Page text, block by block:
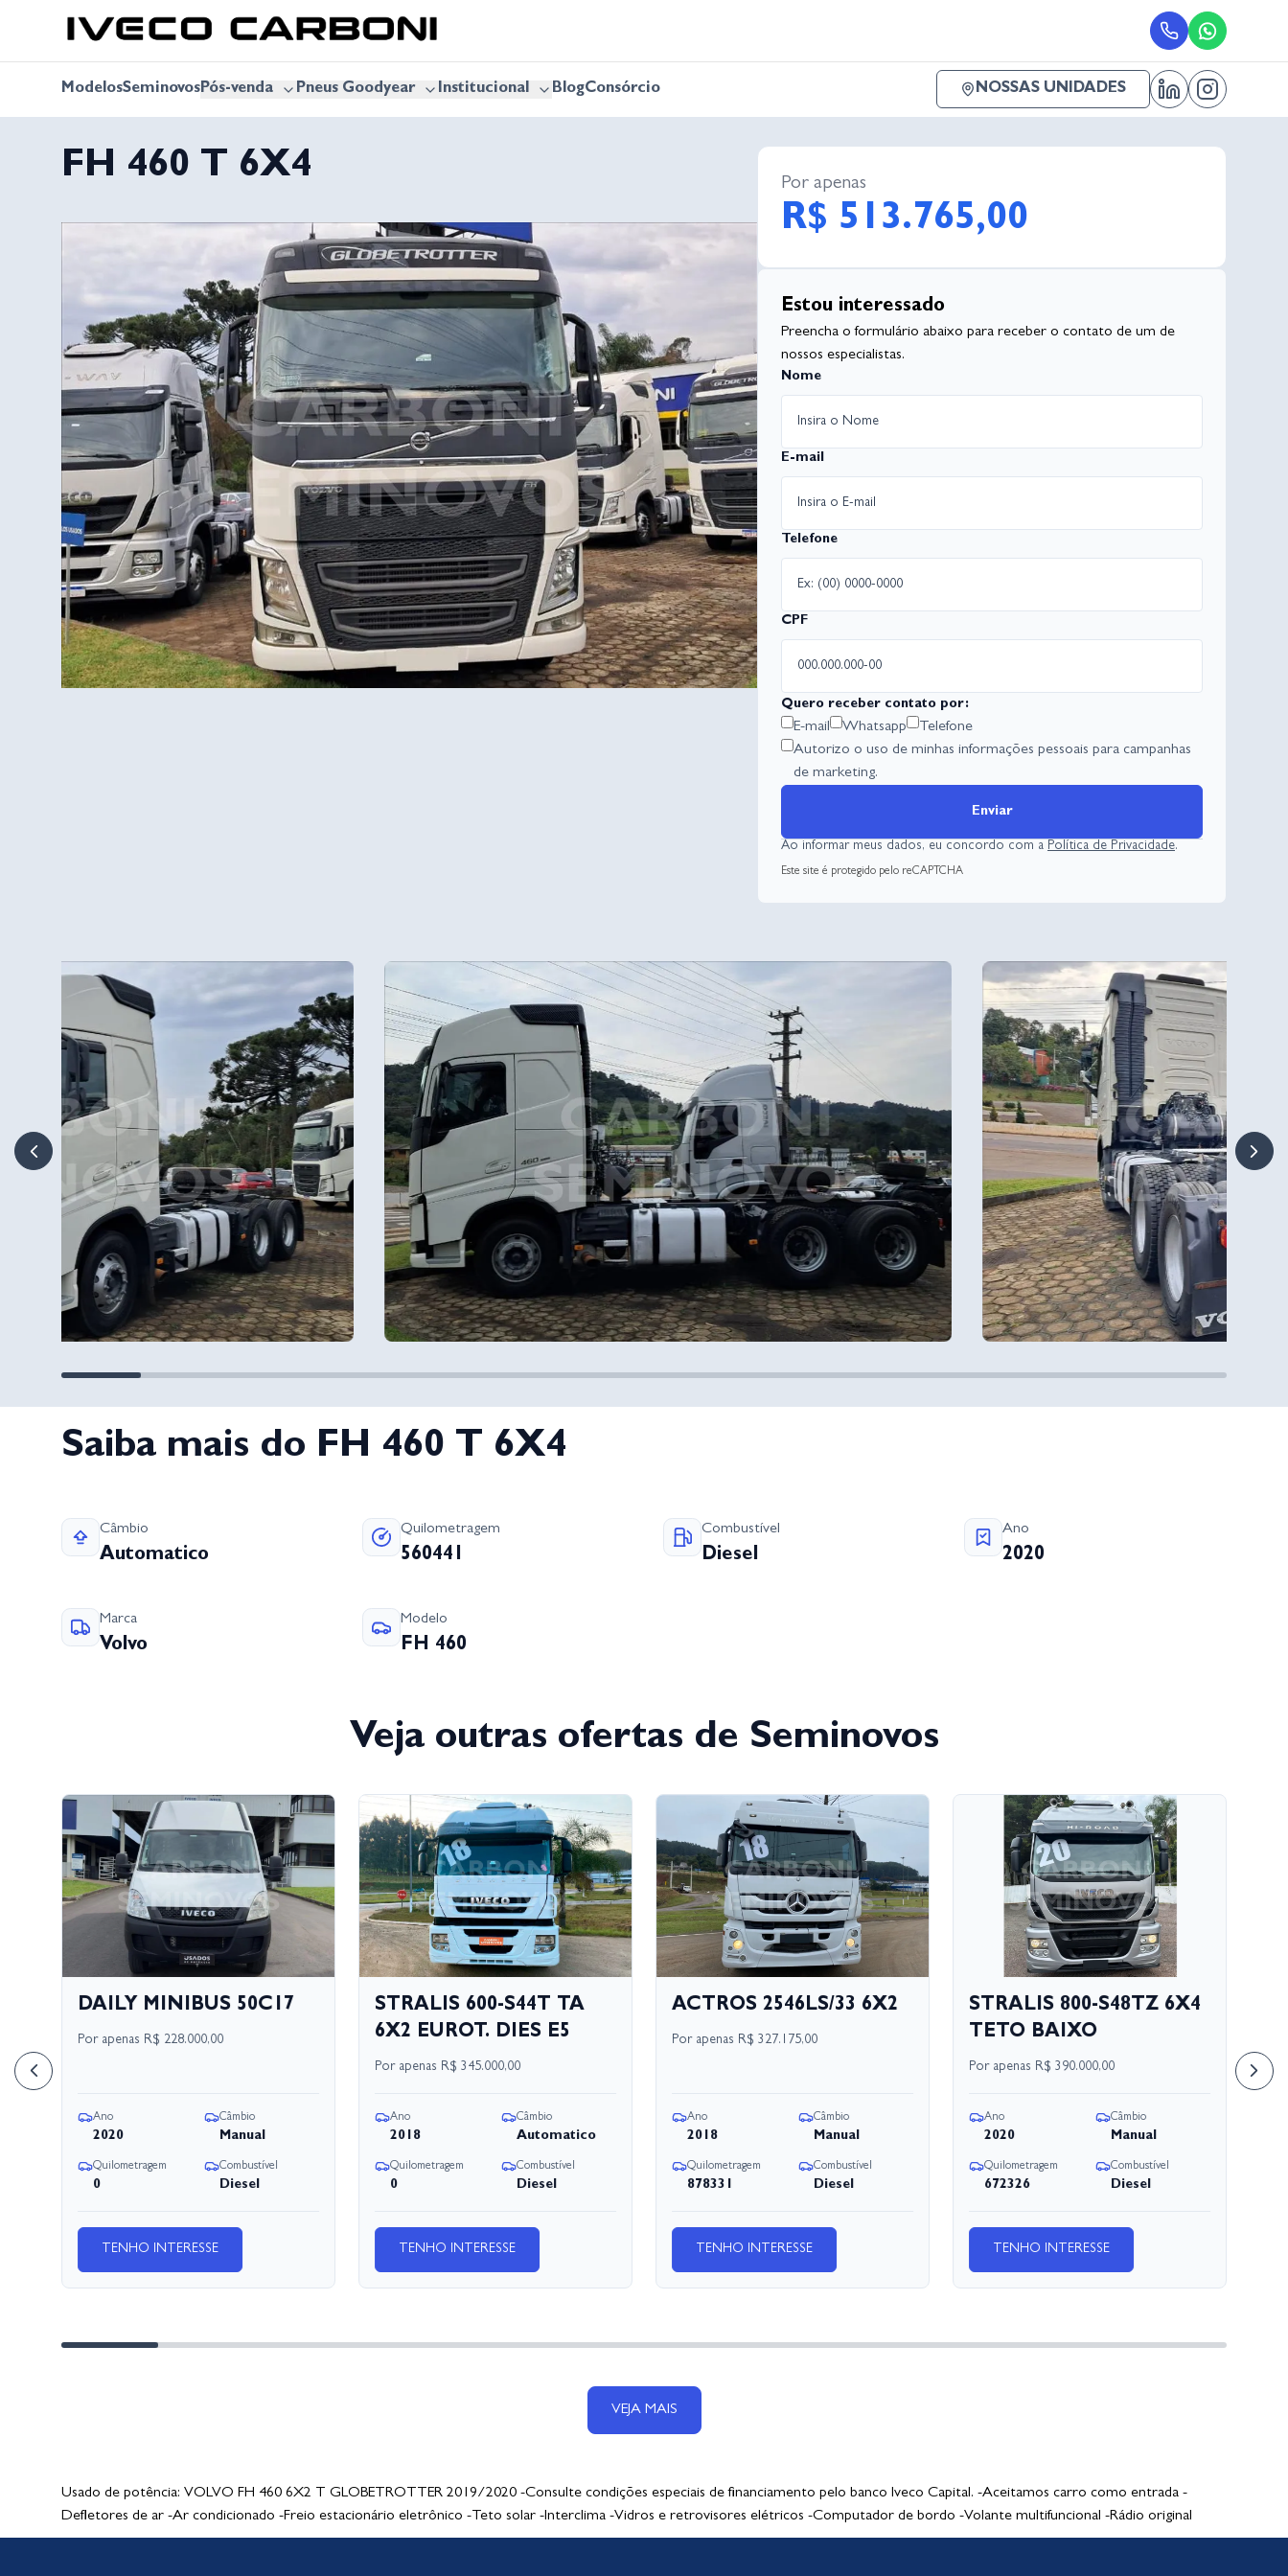
ModelosSeminovosPós-venda Pneus Goodyear Institucional BlogConsórcio NOSSAS UNIDADES
FH 460 T 6X4 Por apenas
R$ 513.765,00
Estou interessado
Preencha o formulário abaixo para receber o contato de um de
nossos especialistas.
Nome
E-mail
Telefone
CPF
Quero receber contato por:
E-mail Whatsapp
Telefone
Autorizo o uso de minhas informações pessoais para campanhas
de marketing.
Enviar
Ao informar meus dados, eu concordo com a Política de Privacidade.
Este site é protegido pelo reCAPTCHA
Saiba mais do FH 460 T 6X4
Câmbio
Automatico
Quilometragem
560441
Combustível
Diesel
Ano
2020
Marca
Volvo
Modelo
FH 460
Veja outras ofertas de Seminovos
DAILY MINIBUS 50C17
Por apenas R$ 228.000,00
Ano
2020
Câmbio
Manual
Quilometragem
0
Combustível
Diesel
TENHO INTERESSE
STRALIS 600-S44T TA
6X2 EUROT. DIES E5
Por apenas R$ 345.000,00
Ano
2018
Câmbio
Automatico
Quilometragem
0
Combustível
Diesel
TENHO INTERESSE
ACTROS 2546LS/33 6X2
Por apenas R$ 327.175,00
Ano
2018
Câmbio
Manual
Quilometragem
878331
Combustível
Diesel
TENHO INTERESSE
STRALIS 800-S48TZ 6X4
TETO BAIXO
Por apenas R$ 390.000,00
Ano
2020
Câmbio
Manual
Quilometragem
672326
Combustível
Diesel
TENHO INTERESSE
VEJA MAIS
Usado de potência: VOLVO FH 460 6X2 T GLOBETROTTER 2019/2020 -Consulte condições especiais de financiamento pelo banco Iveco Capital. -Aceitamos carro como entrada -
Defletores de ar -Ar condicionado -Freio estacionário eletrônico -Teto solar -Interclima -Vidros e retrovisores elétricos -Computador de bordo -Volante multifuncional -Rádio original